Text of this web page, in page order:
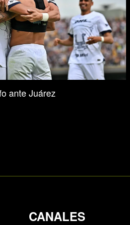
ante Juárez
CANALES